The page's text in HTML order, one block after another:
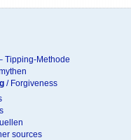
Tipping-Methode
/ Forgiveness
sources